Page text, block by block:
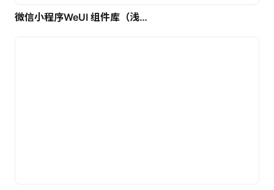
微信小程序WeUI 组件库（浅色）| 免费UI设计素材